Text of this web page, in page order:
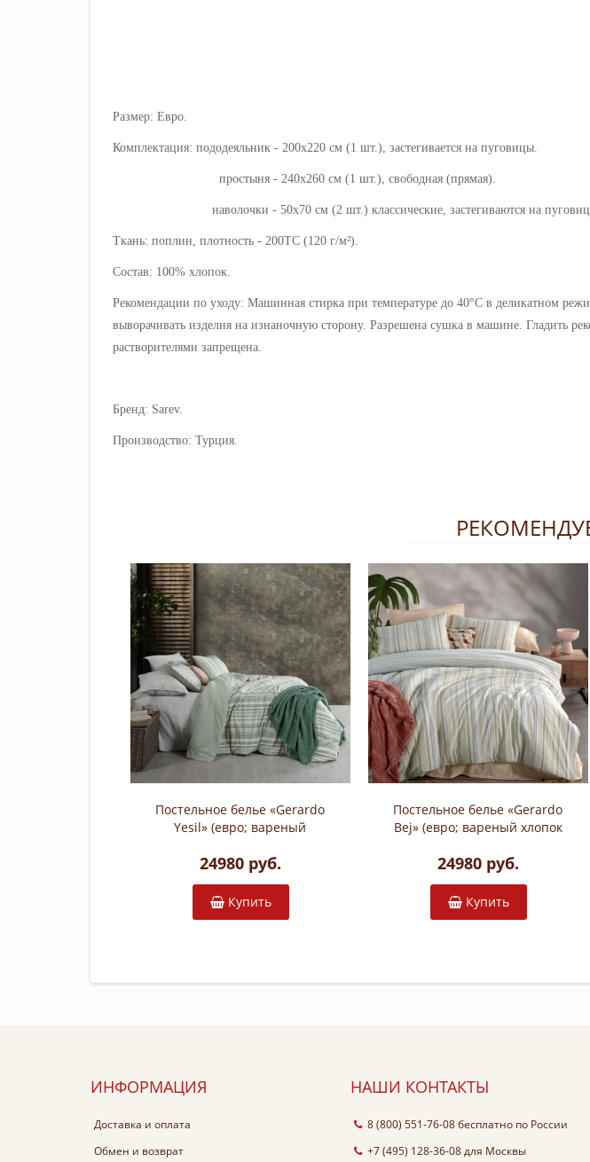
Размер: Евро.
Комплектация: пододеяльник - 200х220 см (1 шт.), застегивается на пуговицы.
простыня - 240х260 см (1 шт.), свободная (прямая).
наволочки - 50х70 см (2 шт.) классические, застегиваются на
Ткань: поплин, плотность - 200ТС (120 г/м²).
Состав: 100% хлопок.
Рекомендации по уходу: Машинная стирка при температуре до 40°C в деликатном
выворачивать изделия на изнаночную сторону. Разрешена сушка в машине. Гладить
растворителями запрещена.
Бренд: Sarev.
Производство: Турция.
Постельное белье «Gerardo
Yesil» (евро; вареный
хлопок)
24980 руб.
Купить
Постельное белье «Gerardo
Bej» (евро; вареный хлопок
24980 руб.
Купить
ИНФОРМАЦИЯ
Доставка и оплата
Обмен и возврат
НАШИ КОНТАКТЫ
8 (800) 551-76-08бесплатно по России
+7 (495) 128-36-08для Москвы